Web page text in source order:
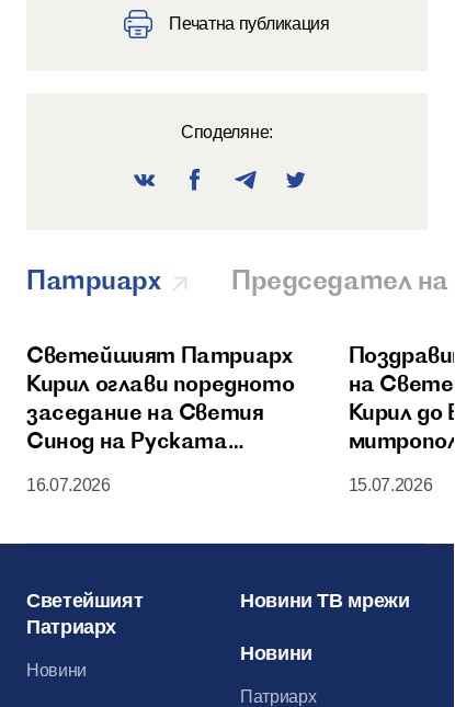
Печатна публикация
Споделяне:
Патриарх Председател
Светейшият Патриарх
Кирил оглави поредното
заседание на Светия
Синод на Руската
16.07.2026
на
Кирил до
по
15.07.2026
Светейшият
Патриарх
Новини
Новини ТВ мрежи
Новини
Патриарх